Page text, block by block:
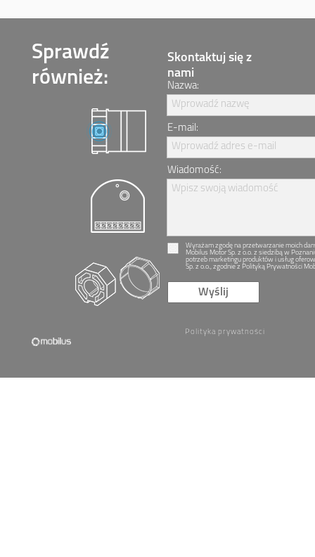
Sprawdź
również:
Skontaktuj się z
nami
Nazwa:
Wprowadź nazwę
E-mail:
Wprowadź adres e-mail
Wyślij
Wiadomość:
Wpisz swoją wiadomość
Wyrażam zgodę na przetwarzanie moich
Mobilus Motor Sp. z o.o. z siedzibą w
potrzeb marketingu produktów i usług
Sp. z o.o., zgodnie z Polityką Prywatności
Polityka prywatności